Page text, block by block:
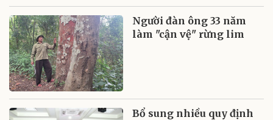
Người đàn ông 33 năm
làm "cận vệ" rừng lim
Bổ sung nhiều quy định